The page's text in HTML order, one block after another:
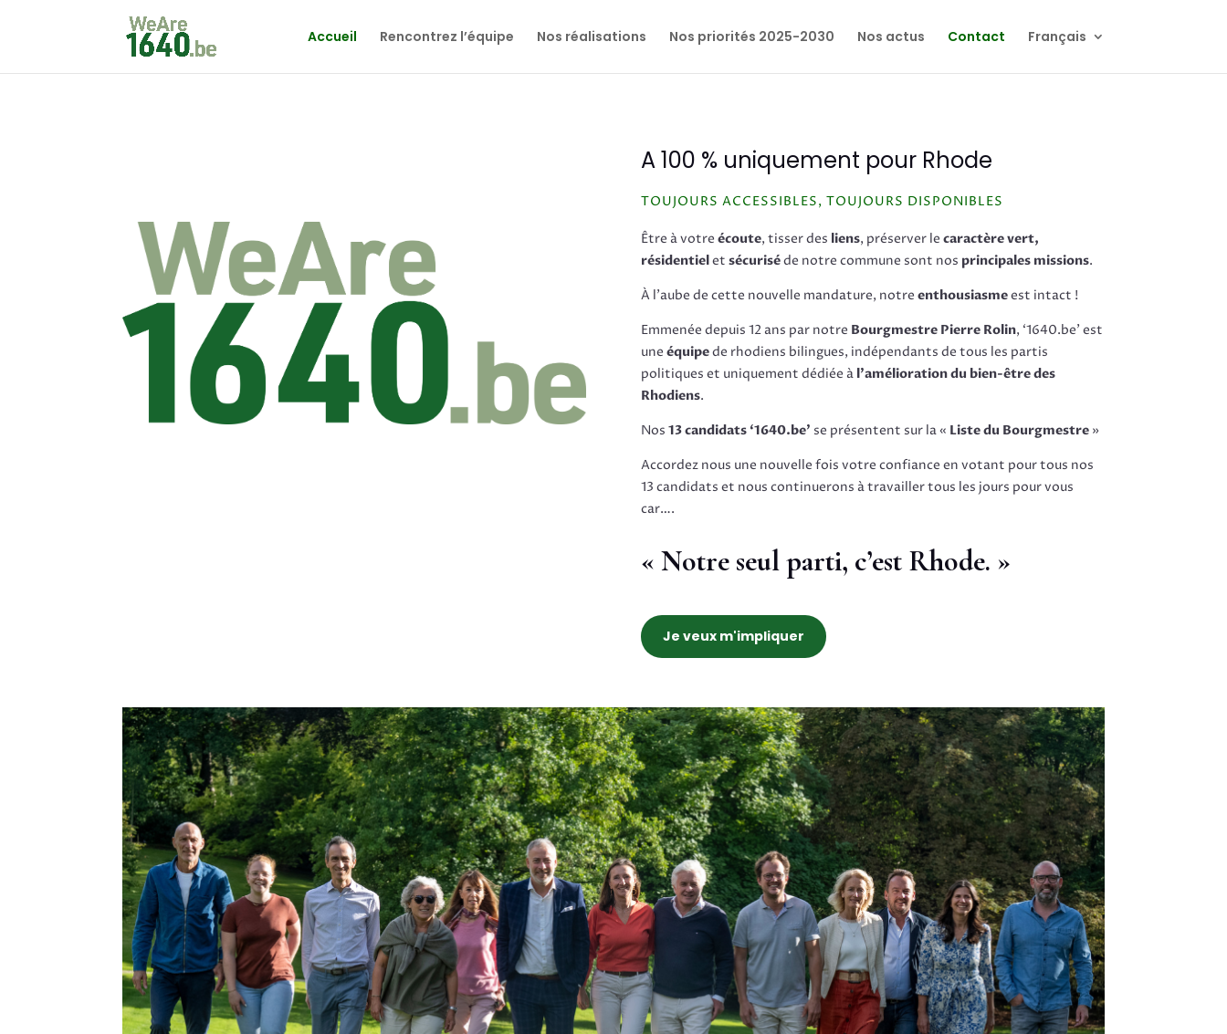
Accueil Rencontrez l’équipe Nos réalisations Nos priorités 2025-2030 Nos actus Contact Français
A 100 % uniquement pour Rhode
TOUJOURS ACCESSIBLES, TOUJOURS DISPONIBLES
Être à votre écoute, tisser des liens, préserver le caractère vert,
résidentielet sécuriséde notre commune sont nos principales missions.
À l’aube de cette nouvelle mandature, notre enthousiasmeest intact !
Emmenée depuis 12 ans par notre Bourgmestre Pierre Rolin, ‘1640.be’ est
une équipede rhodiens bilingues, indépendants de tous les partis
politiques et uniquement dédiée àl’amélioration du bien-être des
Rhodiens.
Nos 13 candidats ‘1640.be’ se présentent sur la « Liste du Bourgmestre »
Accordez nous une nouvelle fois votre confiance en votant pour tous nos
13 candidats et nous continuerons à travailler tous les jours pour vous
car….
« Notre seul parti, c’est Rhode. »
Je veux m'impliquer